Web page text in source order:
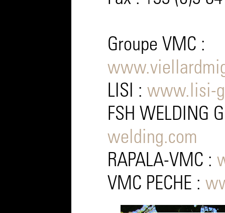
Groupe VMC :
LISI : www.lisi-
FSH WELDING
welding.com
RAPALA-VMC :
VMC PECHE :